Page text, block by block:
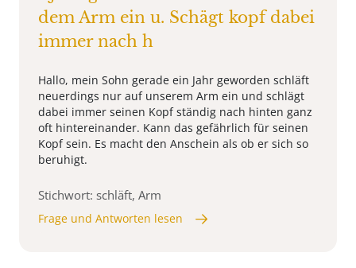
dem Arm ein u. Schägt kopf dabei
immer nach h
Hallo, mein Sohn gerade ein Jahr geworden schläft
neuerdings nur auf unserem Arm ein und schlägt
dabei immer seinen Kopf ständig nach hinten ganz
oft hintereinander. Kann das gefährlich für seinen
Kopf sein. Es macht den Anschein als ob er sich so
beruhigt.
Stichwort: schläft, Arm
Frage und Antworten lesen